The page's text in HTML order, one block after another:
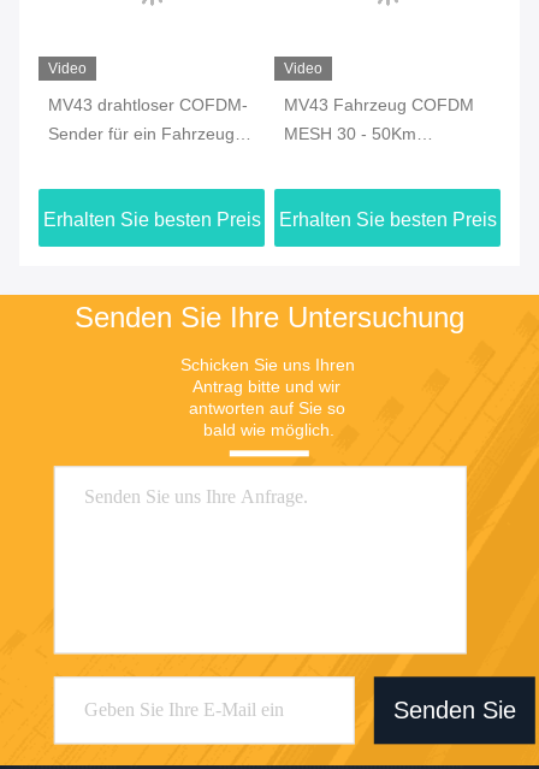
Video
MV43 drahtloser COFDM-
Sender für ein Fahrzeug
Netzwerk
Erhalten Sie besten Preis
Video
MV43 Fahrzeug COFDM
MESH 30 - 50Km
hoc Netzwerk drahtloses
Breitbandradio
Erhalten Sie besten Preis
Senden Sie Ihre Untersuchung
Schicken Sie uns Ihren
Antrag bitte und wir
antworten auf Sie so
bald wie möglich.
Senden Sie